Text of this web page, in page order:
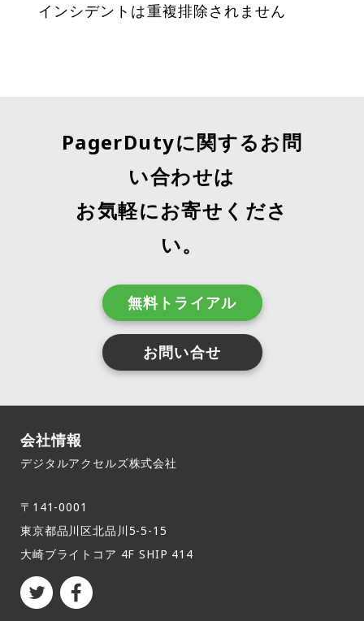
インシデントは重複排除されません
PagerDutyに関するお問
い合わせは
お気軽にお寄せくださ
い。
無料トライアル
お問い合せ
会社情報
デジタルアクセルズ株式会社
〒141-0001
東京都品川区北品川5-5-15​
大崎ブライトコア 4F SHIP 414